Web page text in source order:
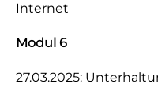
Internet
Modul 6
27.03.2025: